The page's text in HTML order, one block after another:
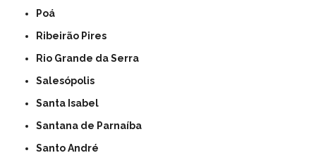
Poá
Ribeirão Pires
Rio Grande da Serra
Salesópolis
Santa Isabel
Santana de Parnaíba
Santo André